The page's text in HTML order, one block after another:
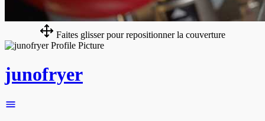
Faites glisser pour repositionner la couverture
junofryer